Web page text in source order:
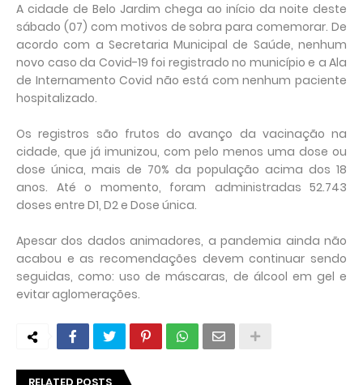
A cidade de Belo Jardim chega ao início da noite deste
sábado (07) com motivos de sobra para comemorar. De
acordo com a Secretaria Municipal de Saúde, nenhum
novo caso da Covid-19 foi registrado no município e a Ala
de Internamento Covid não está com nenhum paciente
hospitalizado.
Os registros são frutos do avanço da vacinação na
cidade, que já imunizou, com pelo menos uma dose ou
dose única, mais de 70% da população acima dos 18
anos. Até o momento, foram administradas 52.743
doses entre D1, D2 e Dose única.
Apesar dos dados animadores, a pandemia ainda não
acabou e as recomendações devem continuar sendo
seguidas, como: uso de máscaras, de álcool em gel e
evitar aglomerações.